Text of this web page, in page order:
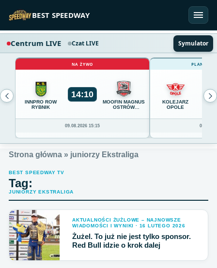
BEST SPEEDWAY
Centrum LIVE Czat LIVE Symulator
NA ŻYWO
INNPRO ROW
RYBNIK
14:10
MOOFIN MAGNUS
OSTRÓW
09.08.2026 15:15
KOLEJARZ
OPOLE
0
Strona główna » juniorzy Ekstraliga
BEST SPEEDWAY TV
Tag:
JUNIORZY EKSTRALIGA
AKTUALNOŚCI ŻUŻLOWE – NAJNOWSZE
WIADOMOŚCI I WYNIKI · 16 LUTEGO 2026
Żużel. To już nie jest tylko sponsor.
Red Bull idzie o krok dalej